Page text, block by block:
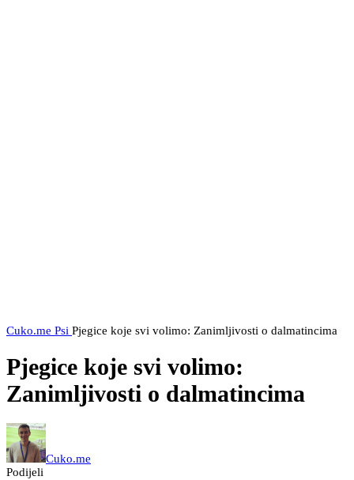
Cuko.me Psi Pjegice koje svi volimo: Zanimljivosti o dalmatincima
Pjegice koje svi volimo:
Zanimljivosti o dalmatincima
Cuko.me
Podijeli